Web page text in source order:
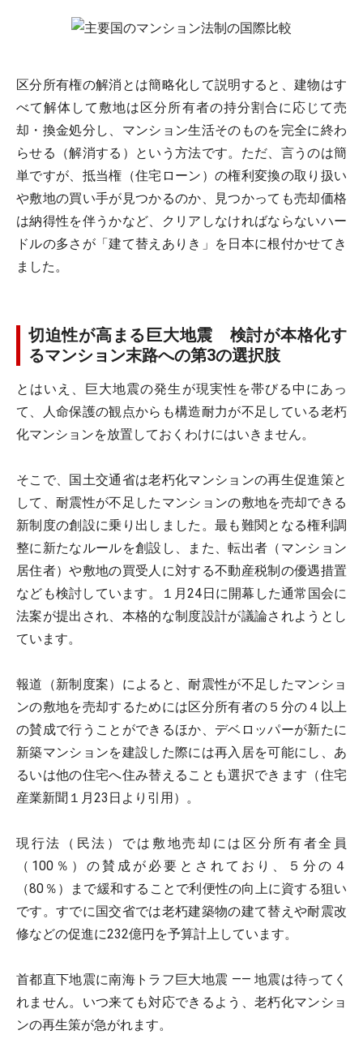
区分所有権の解消とは簡略化して説明すると、建物はす
べて解体して敷地は区分所有者の持分割合に応じて売
却・換金処分し、マンション生活そのものを完全に終わ
らせる（解消する）という方法です。ただ、言うのは簡
単ですが、抵当権（住宅ローン）の権利変換の取り扱い
や敷地の買い手が見つかるのか、見つかっても売却価格
は納得性を伴うかなど、クリアしなければならないハー
ドルの多さが「建て替えありき」を日本に根付かせてき
ました。
切迫性が高まる巨大地震 検討が本格化す
るマンション末路への第3の選択肢
とはいえ、巨大地震の発生が現実性を帯びる中にあっ
て、人命保護の観点からも構造耐力が不足している老朽
化マンションを放置しておくわけにはいきません。
そこで、国土交通省は老朽化マンションの再生促進策と
して、耐震性が不足したマンションの敷地を売却できる
新制度の創設に乗り出しました。最も難関となる権利調
整に新たなルールを創設し、また、転出者（マンション
居住者）や敷地の買受人に対する不動産税制の優遇措置
なども検討しています。１月24日に開幕した通常国会に
法案が提出され、本格的な制度設計が議論されようとし
ています。
報道（新制度案）によると、耐震性が不足したマンショ
ンの敷地を売却するためには区分所有者の５分の４以上
の賛成で行うことができるほか、デベロッパーが新たに
新築マンションを建設した際には再入居を可能にし、あ
るいは他の住宅へ住み替えることも選択できます（住宅
産業新聞１月23日より引用）。
現行法（民法）では敷地売却には区分所有者全員
（100％）の賛成が必要とされており、５分の４
（80％）まで緩和することで利便性の向上に資する狙い
です。すでに国交省では老朽建築物の建て替えや耐震改
修などの促進に232億円を予算計上しています。
首都直下地震に南海トラフ巨大地震 ―― 地震は待ってく
れません。いつ来ても対応できるよう、老朽化マンショ
ンの再生策が急がれます。